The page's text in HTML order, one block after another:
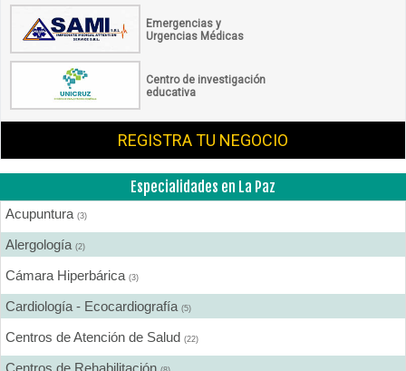
Emergencias y
Urgencias Médicas
Centro de investigación
educativa
REGISTRA TU NEGOCIO
Especialidades en La Paz
Acupuntura (3)
Alergología (2)
Cámara Hiperbárica (3)
Cardiología - Ecocardiografía (5)
Centros de Atención de Salud (22)